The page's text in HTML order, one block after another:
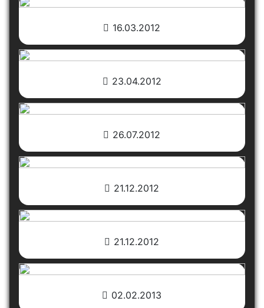
16.03.2012
23.04.2012
26.07.2012
21.12.2012
21.12.2012
02.02.2013